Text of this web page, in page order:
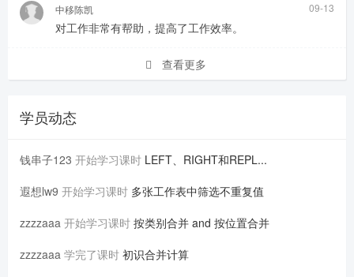
中移陈凯 09-13
对工作非常有帮助，提高了工作效率。
查看更多
学员动态
钱串子123 开始学习课时 LEFT、RIGHT和REPL...
遐想lw9 开始学习课时 多张工作表中筛选不重复值
zzzzaaa 开始学习课时 按类别合并 and 按位置合并
zzzzaaa 学完了课时 初识合并计算